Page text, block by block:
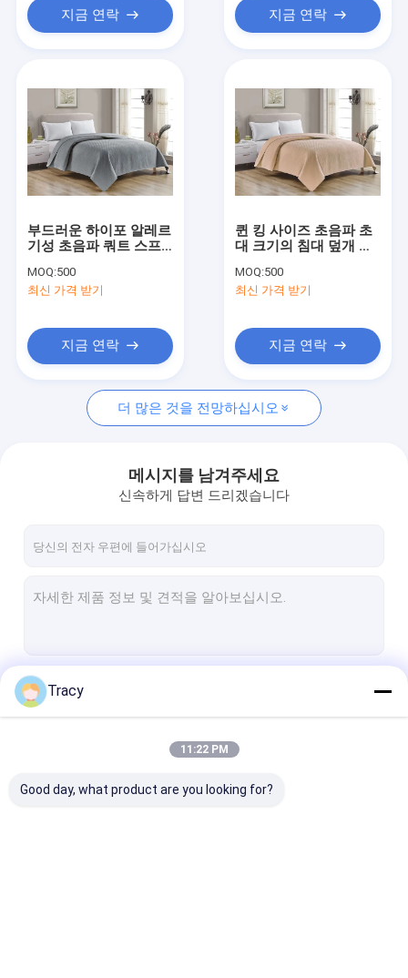
제품 소개
동영상
회사 소개
연락처
뉴스
위장 / 담요
침대 깔개
베개
지금 연락 지금 연락
부드러운 하이포 알레르
기성 초음파 쿼트 스프
가정 장식용 쿼터 세트
MOQ:500
최신 가격 받기
지금 연락
퀸 킹 사이즈 초음파 초
대 크기의 침대 덮개 베
MOQ:500
최신 가격 받기
지금 연락
더 많은 것을 전망하십시오
메시지를 남겨주세요
신속하게 답변 드리겠습니다
Tracy
11:22 PM
Good day, what product are you looking for?